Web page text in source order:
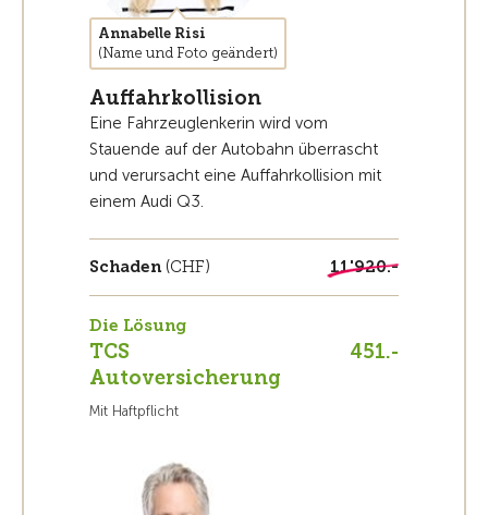
Annabelle Risi
(Name und Foto geändert)
Auffahrkollision
Eine Fahrzeuglenkerin wird vom
Stauende auf der Autobahn überrascht
und verursacht eine Auffahrkollision mit
einem Audi Q3.
Schaden(CHF) 11'920.-
Die Lösung
TCS
Autoversicherung
451.-
Mit Haftpflicht